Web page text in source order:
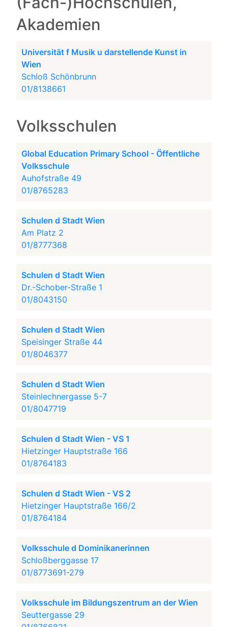
Akademien
Universität f Musik u darstellende Kunst in
Wien
Schloß Schönbrunn
01/8138661
Volksschulen
Global Education Primary School - Öffentliche
Volksschule
Auhofstraße 49
01/8765283
Schulen d Stadt Wien
Am Platz 2
01/8777368
Schulen d Stadt Wien
Dr.-Schober-Straße 1
01/8043150
Schulen d Stadt Wien
Speisinger Straße 44
01/8046377
Schulen d Stadt Wien
Steinlechnergasse 5-7
01/8047719
Schulen d Stadt Wien - VS 1
Hietzinger Hauptstraße 166
01/8764183
Schulen d Stadt Wien - VS 2
Hietzinger Hauptstraße 166/2
01/8764184
Volksschule d Dominikanerinnen
Schloßberggasse 17
01/8773691-279
Volksschule im Bildungszentrum an der Wien
Seuttergasse 29